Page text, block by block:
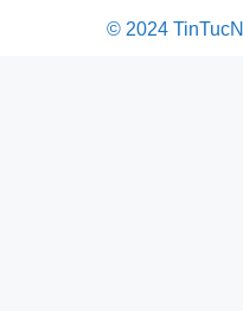
© 2024